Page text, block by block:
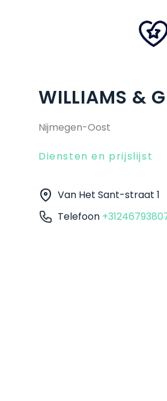
WILLIAMS &
Nijmegen-Oost
Diensten en prijslijst
Van Het Sant-straat 1
Telefoon